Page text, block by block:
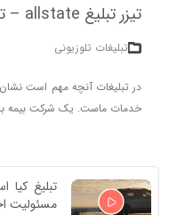
مسئولیت
تیزر تبلیغ allstate – تبلیغ شرکت بیمه و کار از خانه
تبلیغات تلوزیونی
در تبلیغات آنچه مهم است نشان
خدمات ماست. یک شرکت بیمه